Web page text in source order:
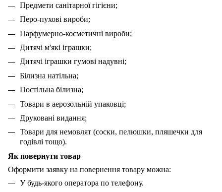
Предмети санітарної гігієни;
Перо-пухові вироби;
Парфумерно-косметичні вироби;
Дитячі м'які іграшки;
Дитячі іграшки гумові надувні;
Білизна натільна;
Постільна білизна;
Товари в аерозольній упаковці;
Друковані видання;
Товари для немовлят (соски, пелюшки, пляшечки для
годівлі тощо).
Як повернути товар
Оформити заявку на повернення товару можна:
У будь-якого оператора по телефону.